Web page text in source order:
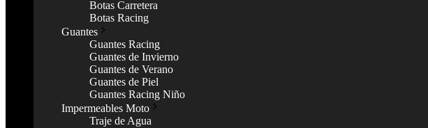
Botas Carretera
Botas Racing
Guantes
Guantes Racing
Guantes de Invierno
Guantes de Verano
Guantes de Piel
Guantes Racing Niño
Impermeables Moto
Traje de Agua